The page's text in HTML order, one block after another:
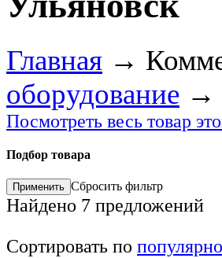
Главная →
оборудование →
Посмотреть весь товар
Подбор товара
Сбросить фильтр
Найдено 7 предложений
Сортировать по